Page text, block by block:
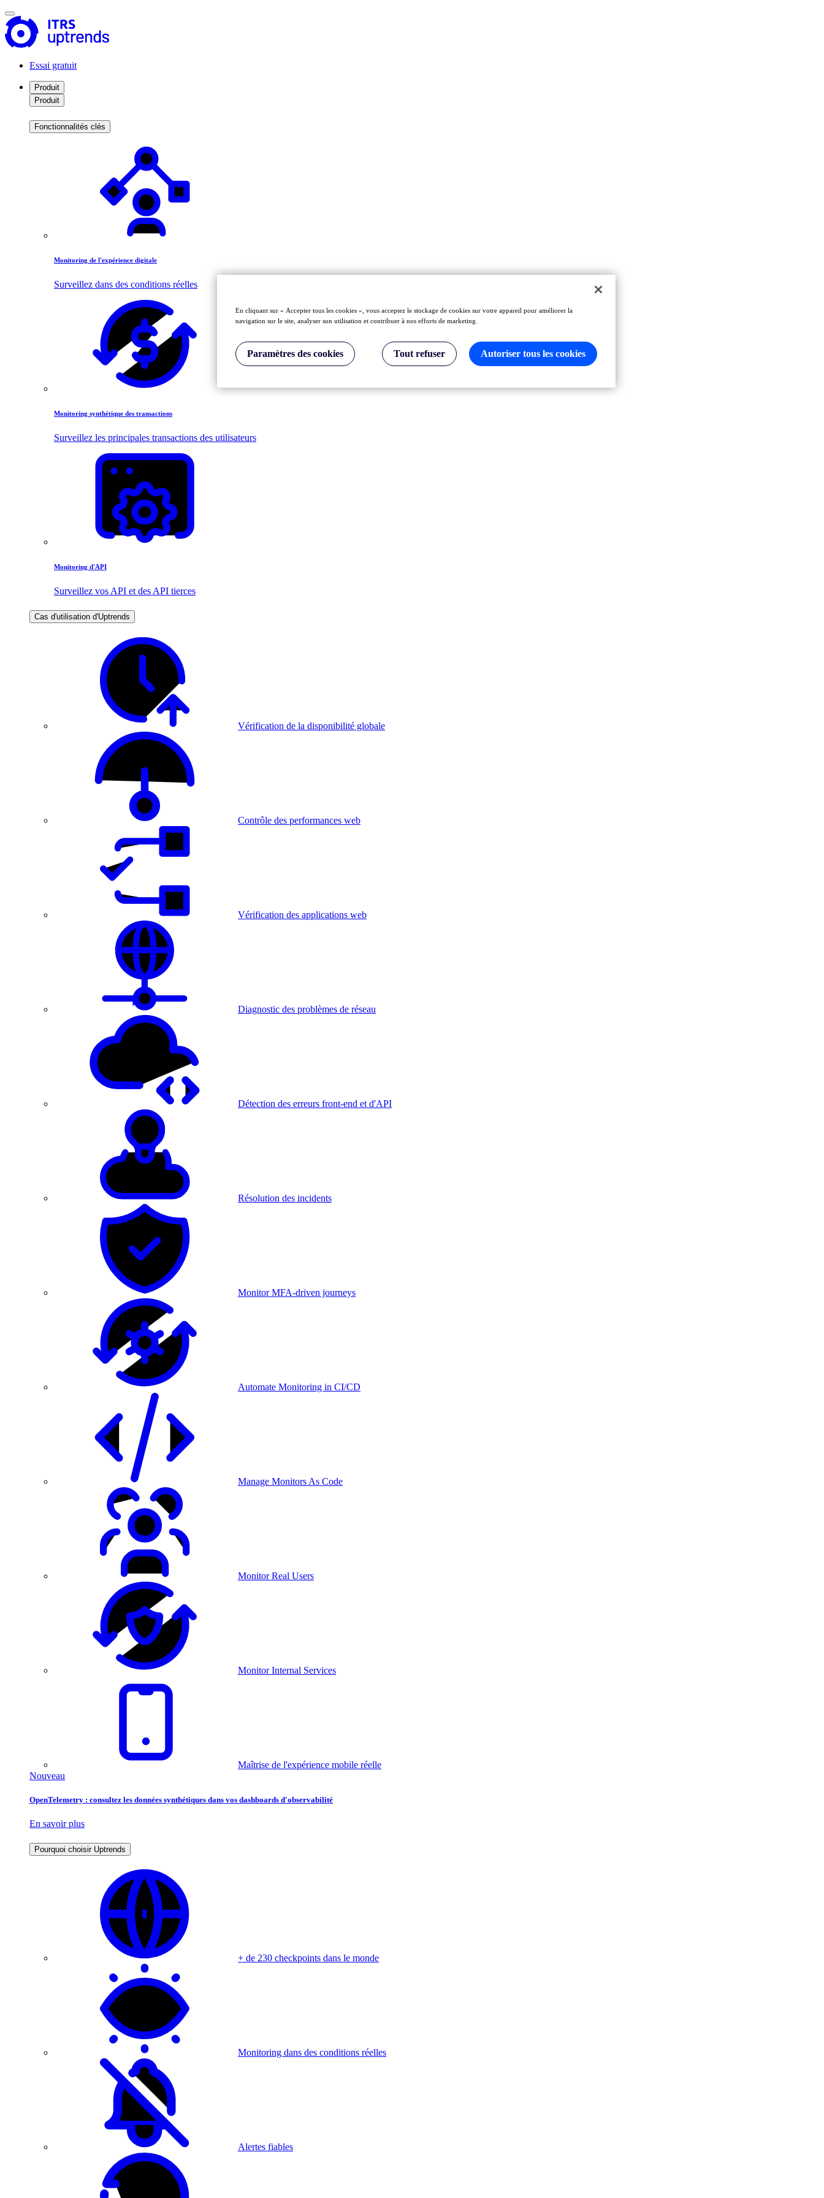
Essai gratuit
Produit
Produit
Fonctionnalités clés
Monitoring de l'expérience digitale
Surveillez dans des conditions réelles
Monitoring synthétique des transactions
Surveillez les principales transactions des utilisateurs
Monitoring d'API
Surveillez vos API et des API tierces
Cas d'utilisation d'Uptrends
Vérification de la disponibilité globale
Contrôle des performances web
Vérification des applications web
Diagnostic des problèmes de réseau
Détection des erreurs front-end et d'API
Résolution des incidents
Monitor MFA-driven journeys
Automate Monitoring in CI/CD
Manage Monitors As Code
Monitor Real Users
Monitor Internal Services
Maîtrise de l'expérience mobile réelle
Nouveau
OpenTelemetry : consultez les données synthétiques dans vos dashboards d'observabilité
En savoir plus
Pourquoi choisir Uptrends
+ de 230 checkpoints dans le monde
Monitoring dans des conditions réelles
Alertes fiables
En cliquant sur « Accepter tous les cookies », vous acceptez le stockage de cookies sur votre appareil pour améliorer la
navigation sur le site, analyser son utilisation et contribuer à nos efforts de marketing.
Paramètres des cookies Tout refuser Autoriser tous les cookies